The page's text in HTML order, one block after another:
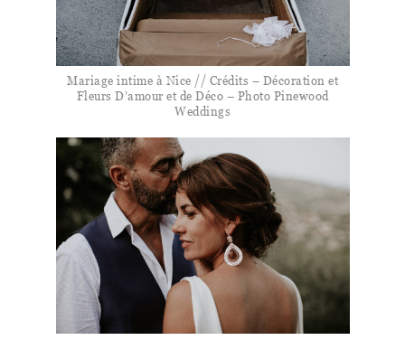
Mariage intime à Nice // Crédits – Décoration et
Fleurs D’amour et de Déco – Photo Pinewood
Weddings